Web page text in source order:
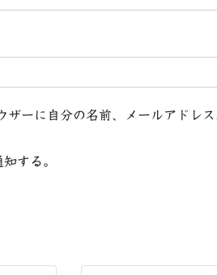
ーに自分の名前、メールアドレス
する。